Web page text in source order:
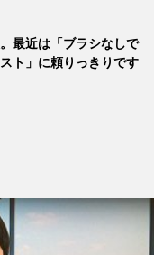
最近は「ブラシなしで
ト」に頼りっきりです